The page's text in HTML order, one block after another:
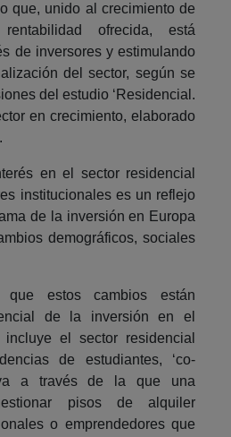
que, unido al crecimiento de
ofrecida, está
de inversores y estimulando
del sector, según se
del estudio ‘Residencial.
en crecimiento, elaborado
en el sector residencial
institucionales es un reflejo
de la inversión en Europa
demográficos, sociales
estos cambios están
de la inversión en el
incluye el sector residencial
de estudiantes, ‘co-
a través de la que una
pisos de alquiler
o emprendedores que